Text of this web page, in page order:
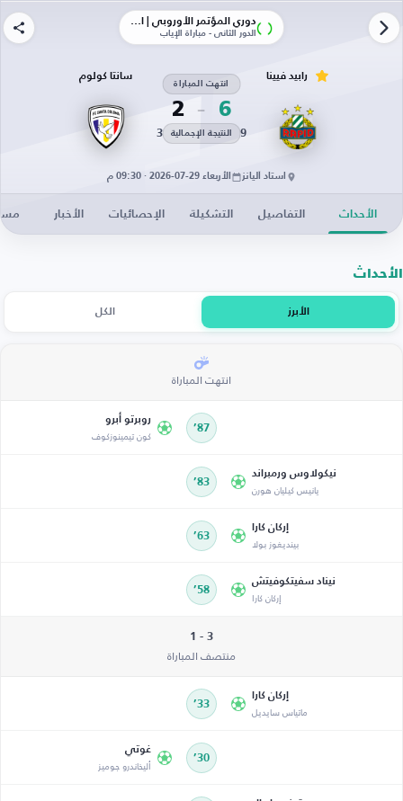
دوري المؤتمر الأوروبي | الأدوار الإقصائية
الدور الثاني - مباراة الإياب
6
انتهت المباراة
2
9 النتيجة الإجمالية 3
سانتا كولوم
استاد أليانز الأربعاء 29-07-2026 · 09:30 م
الأحداث التفاصيل التشكيلة الإحصائيات الأخبار
الأحداث
الأبرز الكل
انتهت المباراة
87’
روبرتو أبرو
كون تيمينوزكوف
نيكولاوس ورمبراند
يانيس كيليان هورن 83’
إركان كارا
بينديغوز بولا 63’
نيناد سفيتكوفيتش
إركان كارا 58’
3 - 1
منتصف المباراة
إركان كارا
ماتياس سايديل 33’
30’
غوتي
أليخاندرو جوميز